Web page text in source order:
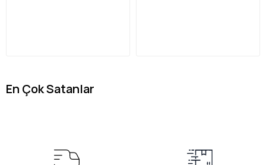
En Çok Satanlar